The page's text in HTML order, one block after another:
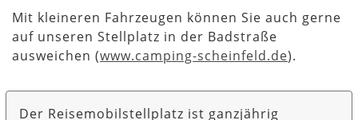
Mit kleineren Fahrzeugen können Sie auch gerne
auf unseren Stellplatz in der Badstraße
ausweichen (www.camping-scheinfeld.de).
Der Reisemobilstellplatz ist ganzjährig